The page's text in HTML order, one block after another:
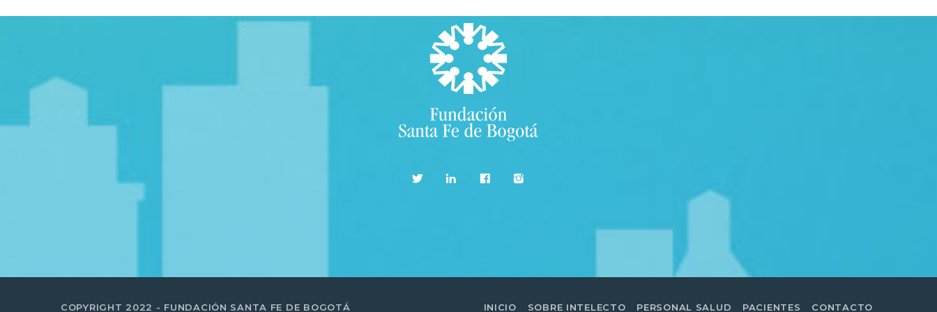
COPYRIGHT 2022 - FUNDACIÓN SANTA FE DE BOGOTÁ INICIO SOBRE INTELECTO PERSONAL SALUD PACIENTES CONTACTO